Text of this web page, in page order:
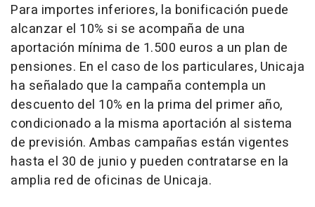
Para importes inferiores, la bonificación puede
alcanzar el 10% si se acompaña de una
aportación mínima de 1.500 euros a un plan de
pensiones. En el caso de los particulares, Unicaja
ha señalado que la campaña contempla un
descuento del 10% en la prima del primer año,
condicionado a la misma aportación al sistema
de previsión. Ambas campañas están vigentes
hasta el 30 de junio y pueden contratarse en la
amplia red de oficinas de Unicaja.